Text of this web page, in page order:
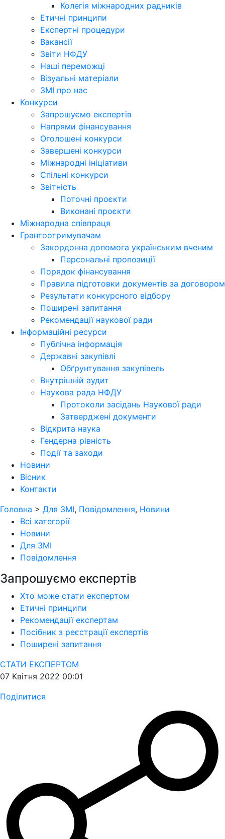
Колегія міжнародних радників
Етичні принципи
Експертні процедури
Вакансії
Звіти НФДУ
Наші переможці
Візуальні матеріали
ЗМІ про нас
Конкурси
Запрошуємо експертів
Напрями фінансування
Оголошені конкурси
Завершені конкурси
Міжнародні ініціативи
Спільні конкурси
Звітність
Поточні проєкти
Виконані проєкти
Міжнародна співпраця
Грантоотримувачам
Закордонна допомога українським вченим
Персональні пропозиції
Порядок фінансування
Правила підготовки документів за договором
Результати конкурсного відбору
Поширені запитання
Рекомендації наукової ради
Інформаційні ресурси
Публічна інформація
Державні закупівлі
Обґрунтування закупівель
Внутрішній аудит
Наукова рада НФДУ
Протоколи засідань Наукової ради
Затверджені документи
Відкрита наука
Гендерна рівність
Події та заходи
Новини
Вісник
Контакти
Головна > Для ЗМІ, Повідомлення, Новини
Всі категорії
Новини
Для ЗМІ
Повідомлення
Запрошуємо експертів
Хто може стати експертом
Етичні принципи
Рекомендації експертам
Посібник з реєстрації експертів
Поширені запитання
СТАТИ ЕКСПЕРТОМ
07 Квітня 2022 00:01
Поділитися